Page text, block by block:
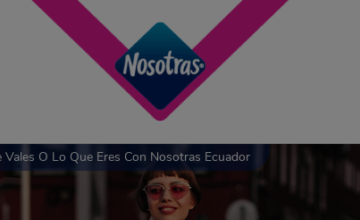
O Lo Que Eres Con Nosotras Ecuador